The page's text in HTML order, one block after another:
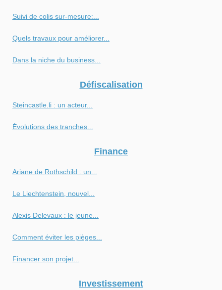
Suivi de colis sur-mesure:...
Quels travaux pour améliorer...
Dans la niche du business...
Défiscalisation
Steincastle.li : un acteur...
Évolutions des tranches...
Finance
Ariane de Rothschild : un...
Le Liechtenstein, nouvel...
Alexis Delevaux : le jeune...
Comment éviter les pièges...
Financer son projet...
Investissement